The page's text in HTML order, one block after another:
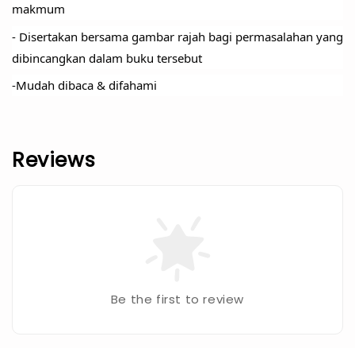
makmum
- Disertakan bersama gambar rajah bagi permasalahan yang
dibincangkan dalam buku tersebut
-Mudah dibaca & difahami
Reviews
Be the first to review